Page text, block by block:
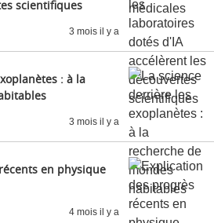
scientifiques
3 mois il y a
: à la
3 mois il y a
en physique
4 mois il y a